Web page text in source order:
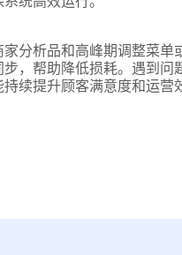
分析品和高峰期调整菜单
，帮助降低损耗。遇到问
续提升顾客满意度和运营